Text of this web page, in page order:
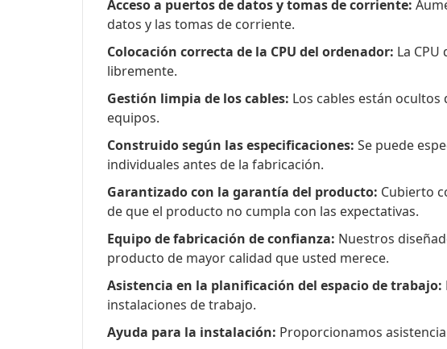
Acceso a puertos de datos y tomas de corriente:
datos y las tomas de corriente.
Colocación correcta de la CPU del ordenador: La
libremente.
Gestión limpia de los cables: Los cables están
equipos.
Construido según las especificaciones: Se puede
individuales antes de la fabricación.
Garantizado con la garantía del producto: Cubierto
de que el producto no cumpla con las expectativas.
Equipo de fabricación de confianza: Nuestros
producto de mayor calidad que usted merece.
Asistencia en la planificación del espacio de trabajo:
instalaciones de trabajo.
Ayuda para la instalación: Proporcionamos